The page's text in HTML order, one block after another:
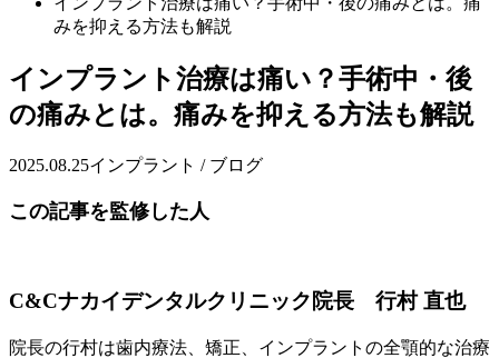
みを抑える方法も解説
インプラント治療は痛い？手術中・後
の痛みとは。痛みを抑える方法も解説
2025.08.25インプラント / ブログ
この記事を監修した人
C&Cナカイデンタルクリニック院長 行村 直也
院長の行村は歯内療法、矯正、インプラントの全顎的な治療